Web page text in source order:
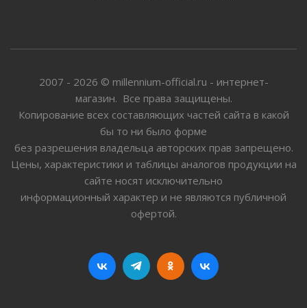
2007 - 2026 © millennium-official.ru - интернет-
магазин. Все права защищены.
Копирование всех составляющих частей сайта в какой
бы то ни было форме
без разрешения владельца авторских прав запрещено.
Цены, характеристики и таблицы аналогов продукции на
сайте носят исключительно
информационный характер и не являются публичной
офертой.